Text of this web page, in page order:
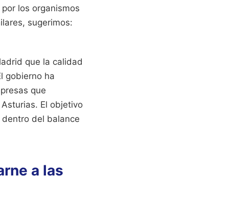
los organismos
sugerimos:
que la calidad
gobierno ha
que
El objetivo
del balance
a las